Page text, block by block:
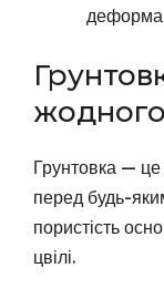
Грунтовка —
перед будь-
пористість
цвілі.